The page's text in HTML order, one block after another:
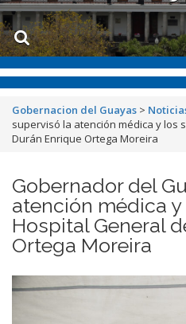
Gobernacion del Guayas >
supervisó la atención médica y los
Durán Enrique Ortega Moreira
Gobernador del
atención médica
Hospital General
Ortega Moreira